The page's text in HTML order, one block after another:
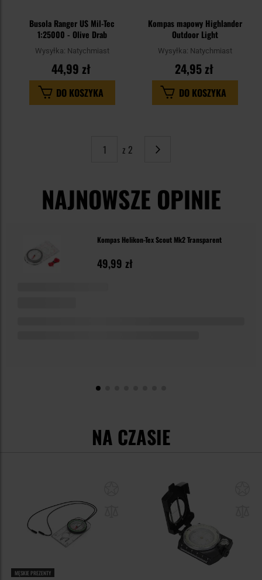
Busola Ranger US Mil-Tec
1:25000 - Olive Drab
Wysyłka: Natychmiast
44,99 zł
DO KOSZYKA
Kompas mapowy Highlander
Outdoor Light
Wysyłka: Natychmiast
24,95 zł
DO KOSZYKA
z 2
Strona
Następne
NAJNOWSZE OPINIE
Kompas Helikon-Tex Scout Mk2 Transparent
49,99 zł
NA CZASIE
MĘSKIE PREZENTY